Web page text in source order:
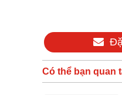
Có thể bạn quan